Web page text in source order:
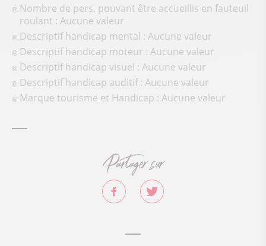
Nombre de pers. pouvant être accueillis en fauteuil
roulant : Aucune valeur
Descriptif handicap mental : Aucune valeur
Descriptif handicap moteur : Aucune valeur
Descriptif handicap visuel : Aucune valeur
Descriptif handicap auditif : Aucune valeur
Marque tourisme et Handicap : Aucune valeur
Partager sur